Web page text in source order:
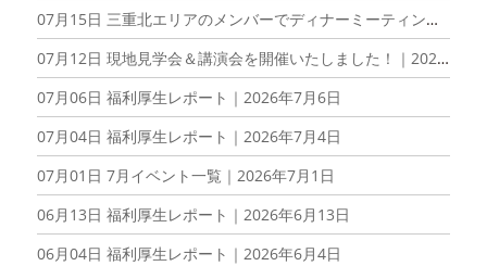
07月15日 三重北エリアのメンバーでディナーミーティングを開催しました！｜2026年7月15日
07月12日 現地見学会＆講演会を開催いたしました！｜2026年7月12日
07月06日 福利厚生レポート｜2026年7月6日
07月04日 福利厚生レポート｜2026年7月4日
07月01日 7月イベント一覧｜2026年7月1日
06月13日 福利厚生レポート｜2026年6月13日
06月04日 福利厚生レポート｜2026年6月4日